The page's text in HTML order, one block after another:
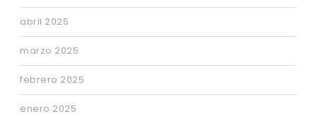
abril 2025
marzo 2025
febrero 2025
enero 2025